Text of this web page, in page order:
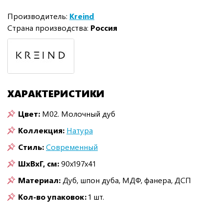
Производитель: Kreind
Страна производства: Россия
ХАРАКТЕРИСТИКИ
Цвет: M02. Молочный дуб
Коллекция: Натура
Стиль:Современный
ШxВxГ, см:90x197x41
Материал: Дуб, шпон дуба, МДФ, фанера, ДСП
Кол-во упаковок:1 шт.